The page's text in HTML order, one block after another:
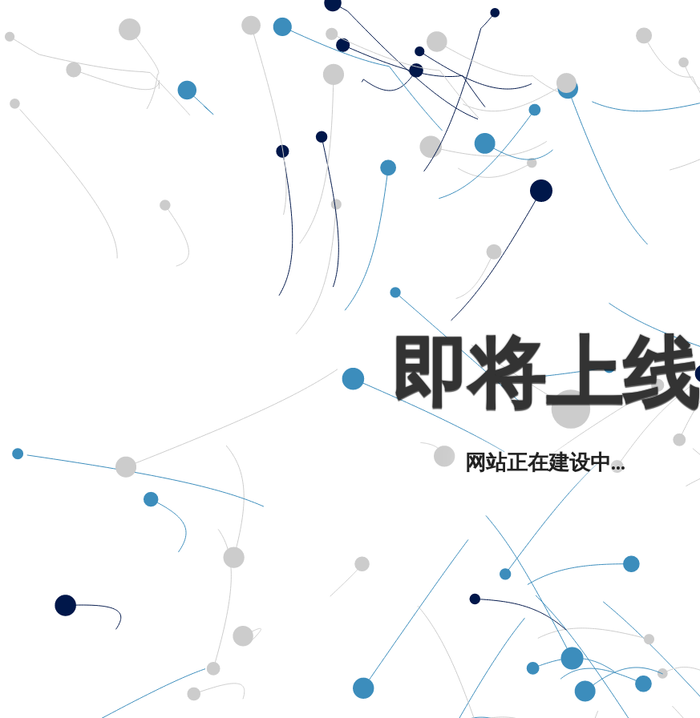
即将上线
网站正在建设中...